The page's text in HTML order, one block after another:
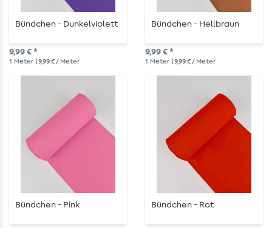
Bündchen - Dunkelviolett
9,99 € *
1 Meter | 9,99 € / Meter
Bündchen - Hellbraun
9,99 € *
1 Meter | 9,99 € / Meter
Bündchen - Pink Bündchen - Rot